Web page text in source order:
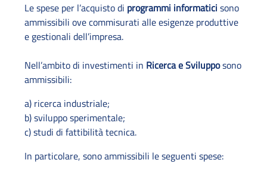
Le spese per l’acquisto di programmi informatici sono
ammissibili ove commisurati alle esigenze produttive
e gestionali dell’impresa.
Nell’ambito di investimenti in Ricerca e Svilupposono
ammissibili:
a) ricerca industriale;
b) sviluppo sperimentale;
c) studi di fattibilità tecnica.
In particolare, sono ammissibili le seguenti spese: